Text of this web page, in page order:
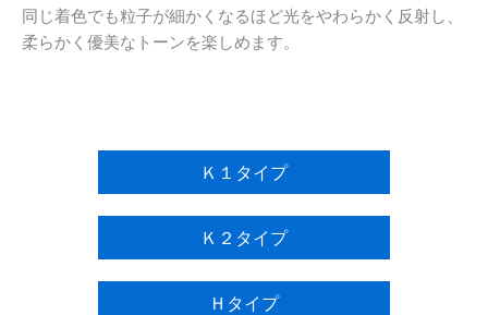
同じ着色でも粒子が細かくなるほど光をやわらかく反射し、
柔らかく優美なトーンを楽しめます。
Ｋ１タイプ
Ｋ２タイプ
Ｈタイプ